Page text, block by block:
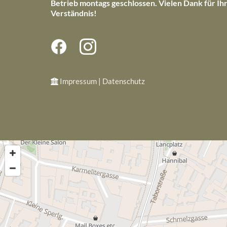
Betrieb montags geschlossen. Vielen Dank für Ihr
Verständnis!
 Impressum Datenschutz